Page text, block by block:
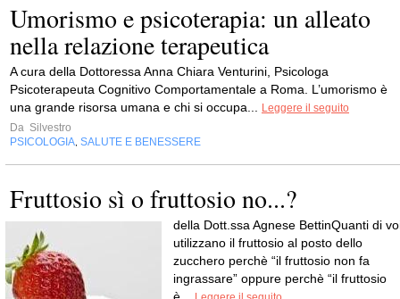
Umorismo e psicoterapia: un alleato
nella relazione terapeutica
A cura della Dottoressa Anna Chiara Venturini, Psicologa
Psicoterapeuta Cognitivo Comportamentale a Roma. L’umorismo è
una grande risorsa umana e chi si occupa... Leggere il seguito
Da Silvestro
PSICOLOGIA, SALUTE E BENESSERE
Fruttosio sì o fruttosio no...?
della Dott.ssa Agnese BettinQuanti di
utilizzano il fruttosio al posto dello
zucchero perchè “il fruttosio non fa
ingrassare” oppure perchè “il fruttosio